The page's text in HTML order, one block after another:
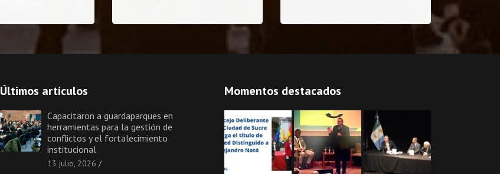
Últimos artículos
Capacitaron a guardaparques en
herramientas para la gestión de
conflictos y el fortalecimiento
institucional
13 julio, 2026
Momentos destacados